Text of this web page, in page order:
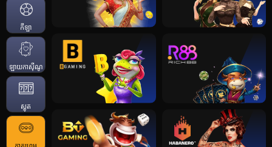
កីឡា
ឡាយកាសុីណូ
ស្លុត
កាតហ្គេម